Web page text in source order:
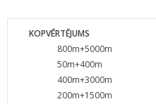
KOPVĒRTĒJUMS
800m+5000m
50m+400m
400m+3000m
200m+1500m